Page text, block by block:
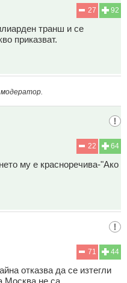
92
27
транш и се
приказват.
64
22
му е красноречива-"Ако
44
71
отказва да се изтегли
Москва не са